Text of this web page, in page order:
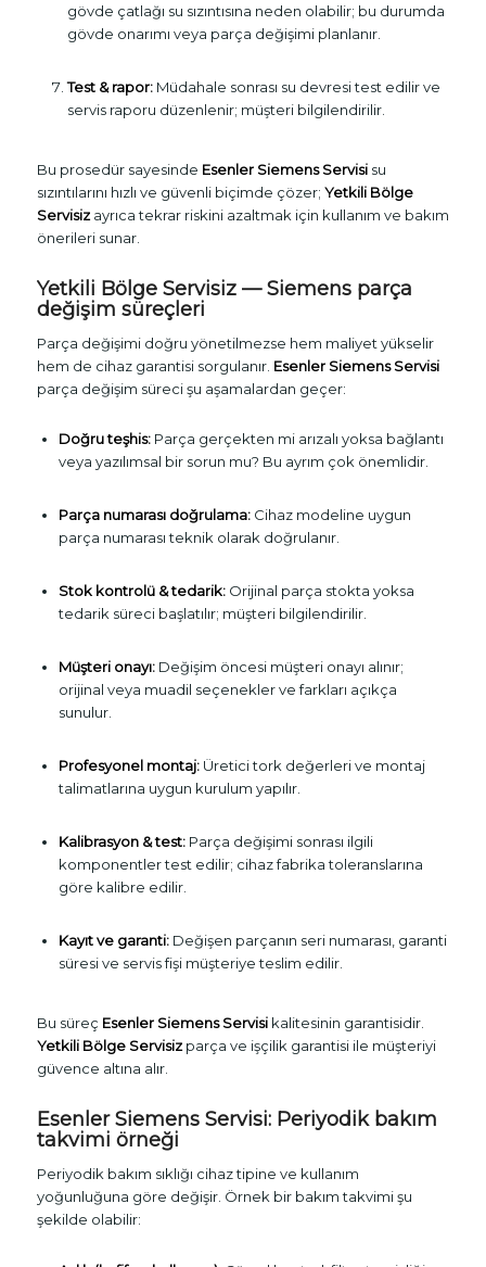
gövde çatlağı su sızıntısına neden olabilir; bu durumda
gövde onarımı veya parça değişimi planlanır.
Test & rapor:Müdahale sonrası su devresi test edilir ve
servis raporu düzenlenir; müşteri bilgilendirilir.
Bu prosedür sayesinde Esenler Siemens Servisisu
sızıntılarını hızlı ve güvenli biçimde çözer; Yetkili Bölge
Servisizayrıca tekrar riskini azaltmak için kullanım ve bakım
önerileri sunar.
Yetkili Bölge Servisiz — Siemens parça
değişim süreçleri
Parça değişimi doğru yönetilmezse hem maliyet yükselir
hem de cihaz garantisi sorgulanır. Esenler Siemens Servisi
parça değişim süreci şu aşamalardan geçer:
Doğru teşhis:Parça gerçekten mi arızalı yoksa bağlantı
veya yazılımsal bir sorun mu? Bu ayrım çok önemlidir.
Parça numarası doğrulama:Cihaz modeline uygun
parça numarası teknik olarak doğrulanır.
Stok kontrolü & tedarik:Orijinal parça stokta yoksa
tedarik süreci başlatılır; müşteri bilgilendirilir.
Müşteri onayı:Değişim öncesi müşteri onayı alınır;
orijinal veya muadil seçenekler ve farkları açıkça
sunulur.
Profesyonel montaj:Üretici tork değerleri ve montaj
talimatlarına uygun kurulum yapılır.
Kalibrasyon & test:Parça değişimi sonrası ilgili
komponentler test edilir; cihaz fabrika toleranslarına
göre kalibre edilir.
Kayıt ve garanti:Değişen parçanın seri numarası, garanti
süresi ve servis fişi müşteriye teslim edilir.
Bu süreç Esenler Siemens Servisikalitesinin garantisidir.
Yetkili Bölge Servisizparça ve işçilik garantisi ile müşteriyi
güvence altına alır.
Esenler Siemens Servisi: Periyodik bakım
takvimi örneği
Periyodik bakım sıklığı cihaz tipine ve kullanım
yoğunluğuna göre değişir. Örnek bir bakım takvimi şu
şekilde olabilir: